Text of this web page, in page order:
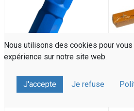
Electrode de rechargement
Dur au Carbure EH528
Nous utilisons des cookies pour
expérience sur notre site web.
J'accepte Je refuse